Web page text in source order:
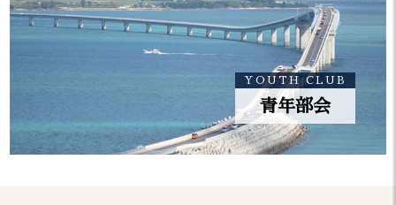
2023.08.18
「沖建協会報 8月号」を掲載しまし
た。
次の50件 >
YOUTH CLUB
青年部会